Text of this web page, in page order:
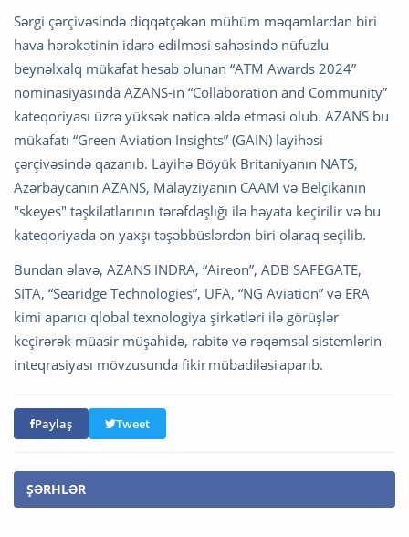
Sərgi çərçivəsində diqqətçəkən mühüm məqamlardan biri
hava hərəkətinin idarə edilməsi sahəsində nüfuzlu
beynəlxalq mükafat hesab olunan “ATM Awards 2024”
nominasiyasında AZANS-ın “Collaboration and Community”
kateqoriyası üzrə yüksək nəticə əldə etməsi olub. AZANS bu
mükafatı “Green Aviation Insights” (GAIN) layihəsi
çərçivəsində qazanıb. Layihə Böyük Britaniyanın NATS,
Azərbaycanın AZANS, Malayziyanın CAAM və Belçikanın
"skeyes" təşkilatlarının tərəfdaşlığı ilə həyata keçirilir və bu
kateqoriyada ən yaxşı təşəbbüslərdən biri olaraq seçilib.
Bundan əlavə, AZANS INDRA, “Aireon”, ADB SAFEGATE,
SITA, “Searidge Technologies”, UFA, “NG Aviation” və ERA
kimi aparıcı qlobal texnologiya şirkətləri ilə görüşlər
keçirərək müasir müşahidə, rabitə və rəqəmsal sistemlərin
inteqrasiyası mövzusunda fikir mübadiləsi aparıb.
Paylaş Tweet
ŞƏRHLƏR